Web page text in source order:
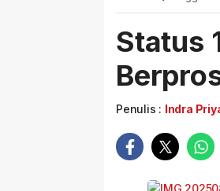
Status
Penulis : Indra